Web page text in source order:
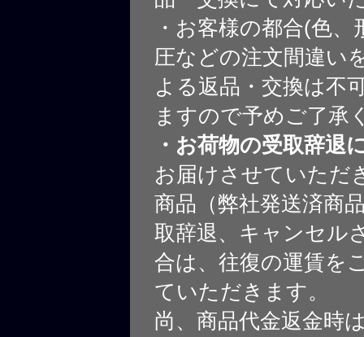
・お客様の都合(色、
圧などの注文間違い
よる返品・交換は不
ますので予めご了承
・お荷物の受取辞退
お届けさせていただ
商品（弊社発送済商
取辞退、キャンセル
合は、往復の運賃を
ていただきます。
尚、商品代金返金時